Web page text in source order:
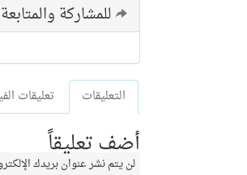
للمشاركة والمتابعة
التعليقات تعليقات
أضف تعليقاً
لن يتم نشر عنوان بريدك